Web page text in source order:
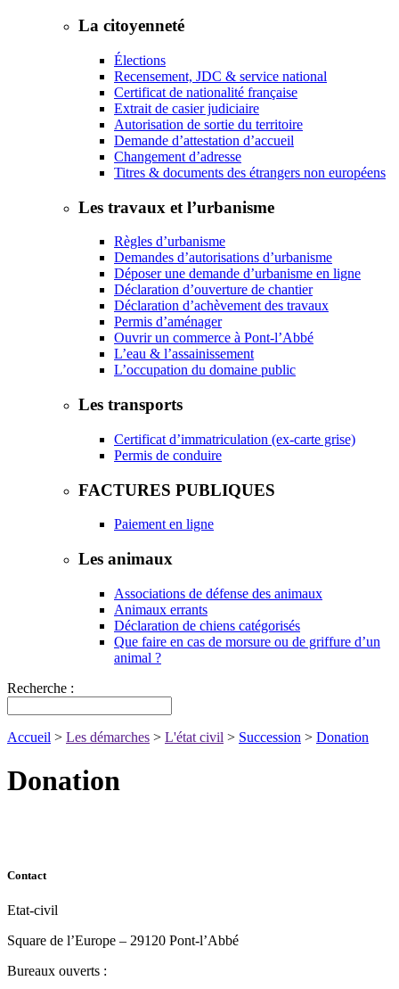
La citoyenneté
Élections
Recensement, JDC & service national
Certificat de nationalité française
Extrait de casier judiciaire
Autorisation de sortie du territoire
Demande d’attestation d’accueil
Changement d’adresse
Titres & documents des étrangers non européens
Les travaux et l’urbanisme
Règles d’urbanisme
Demandes d’autorisations d’urbanisme
Déposer une demande d’urbanisme en ligne
Déclaration d’ouverture de chantier
Déclaration d’achèvement des travaux
Permis d’aménager
Ouvrir un commerce à Pont-l’Abbé
L’eau & l’assainissement
L’occupation du domaine public
Les transports
Certificat d’immatriculation (ex-carte grise)
Permis de conduire
FACTURES PUBLIQUES
Paiement en ligne
Les animaux
Associations de défense des animaux
Animaux errants
Déclaration de chiens catégorisés
Que faire en cas de morsure ou de griffure d’un
animal ?
Recherche :
Accueil > Les démarches > L'état civil > Succession > Donation
Donation
Contact
Etat-civil
Square de l’Europe – 29120 Pont-l’Abbé
Bureaux ouverts :